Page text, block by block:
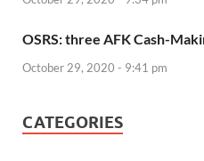
OSRS: three AFK Cash-
October 29, 2020 - 9:41 pm
CATEGORIES